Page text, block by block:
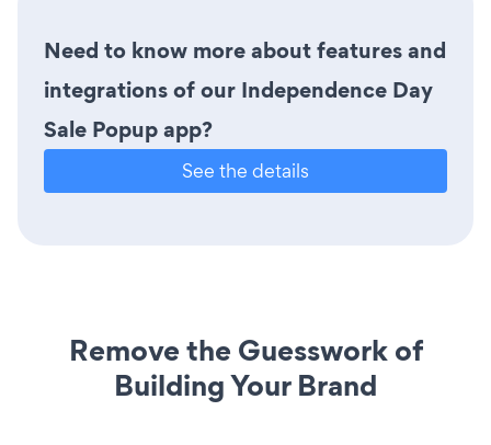
Need to know more about features and
integrations of our Independence Day
Sale Popup app?
See the details
Remove the Guesswork of
Building Your Brand